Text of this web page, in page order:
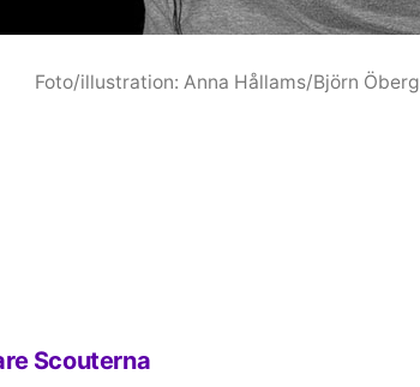
Foto/illustration: Anna Hållams/Björn Öberg
Scouterna